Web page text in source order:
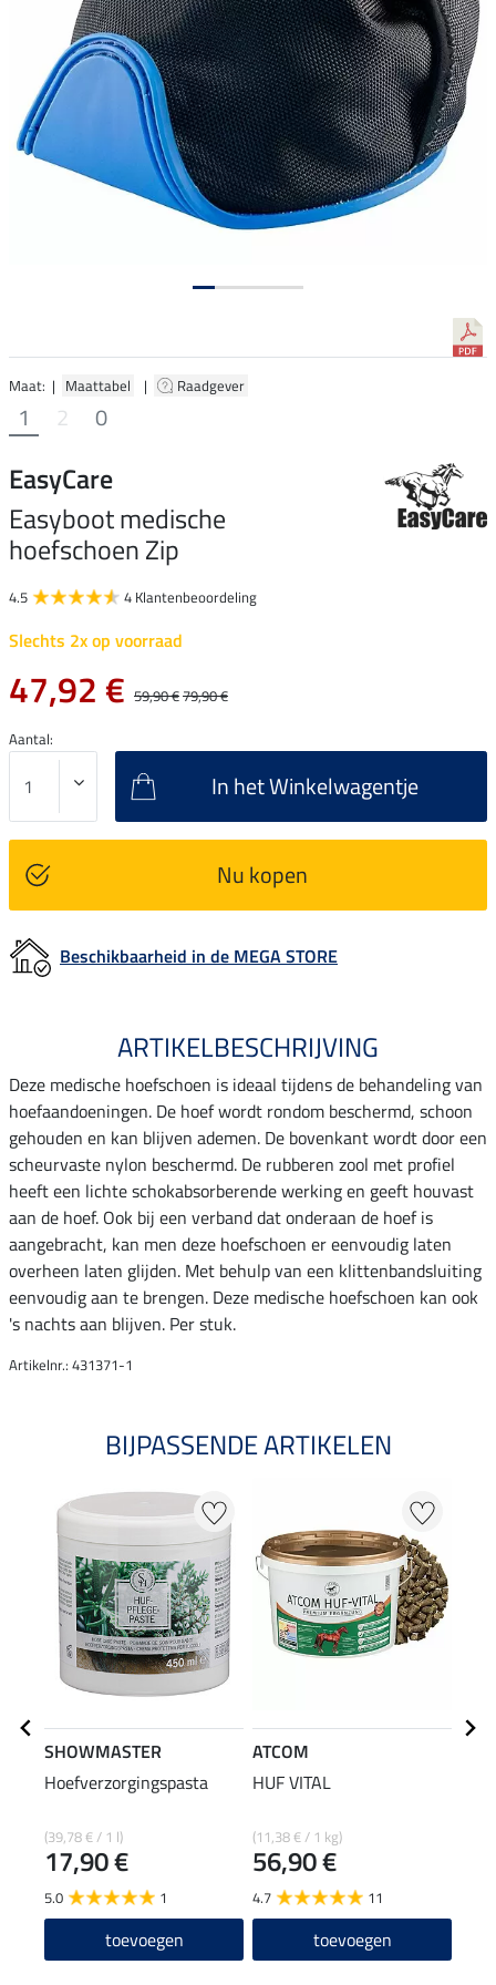
Maat: | Maattabel | Raadgever
1 2 0
EasyCare
Easyboot medische
hoefschoen Zip
4.5 4 Klantenbeoordeling
Slechts 2x op voorraad
47,92 € 59,90 €79,90 €
Aantal:
In het Winkelwagentje
Nu kopen
Beschikbaarheid in de MEGA STORE
ARTIKELBESCHRIJVING
Deze medische hoefschoen is ideaal tijdens de behandeling van
hoefaandoeningen. De hoef wordt rondom beschermd, schoon
gehouden en kan blijven ademen. De bovenkant wordt door een
scheurvaste nylon beschermd. De rubberen zool met profiel
heeft een lichte schokabsorberende werking en geeft houvast
aan de hoef. Ook bij een verband dat onderaan de hoef is
aangebracht, kan men deze hoefschoen er eenvoudig laten
overheen laten glijden. Met behulp van een klittenbandsluiting
eenvoudig aan te brengen. Deze medische hoefschoen kan ook
's nachts aan blijven. Per stuk.
Artikelnr.: 431371-1
BIJPASSENDE ARTIKELEN
SHOWMASTER
Hoefverzorgingspasta
(39,78 € / 1 l)
17,90 €
5.0 1
toevoegen
ATCOM
HUF VITAL
(11,38 € / 1 kg)
56,90 €
4.7 11
toevoegen